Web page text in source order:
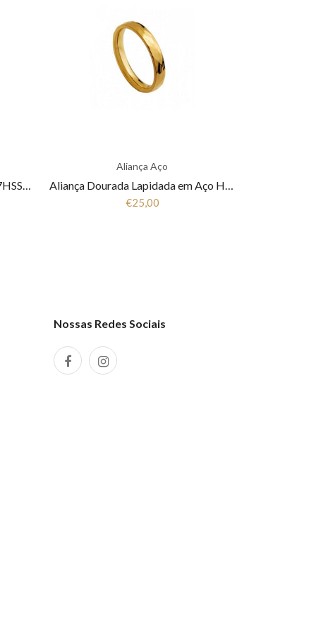
Aliança Bicolor em Aço Hassu 7HSS010147
Aliança Aço
Aliança Dourada Lapidada em Aço Hassu 7HSS010144B
€25,00
Nossas Redes Sociais